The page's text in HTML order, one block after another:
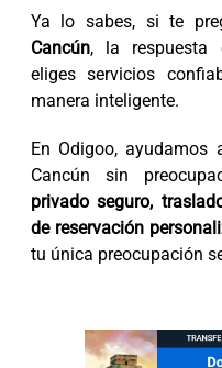
Ya lo sabes, si te
Cancún, la respuesta
eliges servicios
manera inteligente.
En Odigoo,
Cancún sin
privado seguro,
de reservación
tu única preocupación